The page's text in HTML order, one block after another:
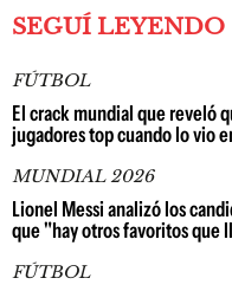
SEGUÍ LEYENDO
FÚTBOL
El crack mundial que reveló
jugadores top cuando lo vio
MUNDIAL 2026
Lionel Messi analizó los
que "hay otros favoritos que
FÚTBOL